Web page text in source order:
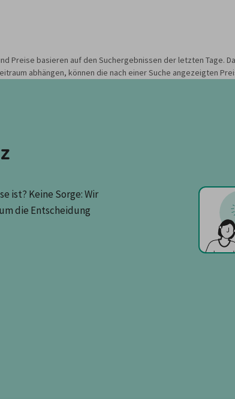
Preise basieren auf den Suchergebnissen der letzten Tage.
abhängen, können die nach einer Suche angezeigten
ist? Keine Sorge: Wir
die Entscheidung